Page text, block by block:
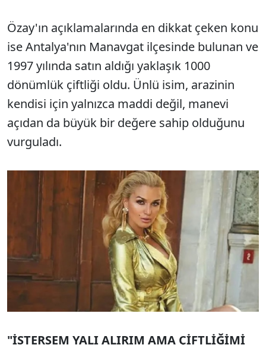
Özay'ın açıklamalarında en dikkat çeken konu
ise Antalya'nın Manavgat ilçesinde bulunan ve
1997 yılında satın aldığı yaklaşık 1000
dönümlük çiftliği oldu. Ünlü isim, arazinin
kendisi için yalnızca maddi değil, manevi
açıdan da büyük bir değere sahip olduğunu
vurguladı.
"İSTERSEM YALI ALIRIM AMA ÇİFTLİĞİMİ